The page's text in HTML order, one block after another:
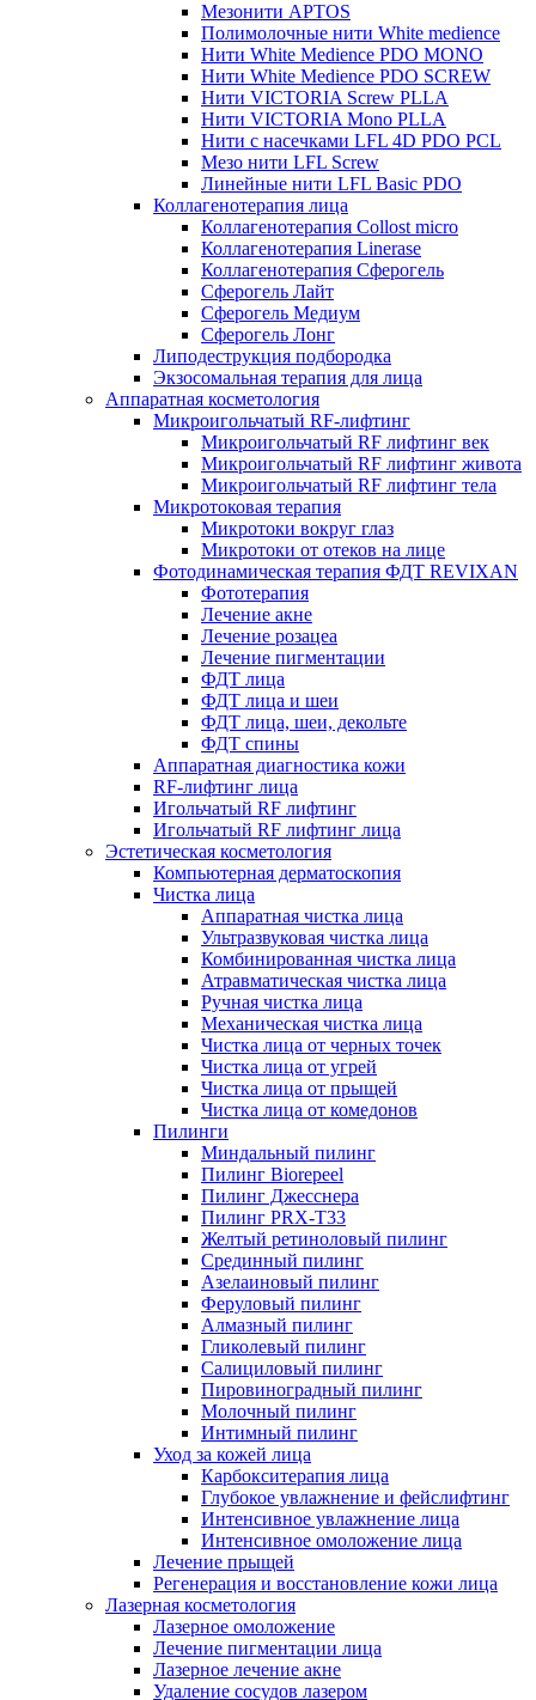
Мезонити APTOS
Полимолочные нити White medience
Нити White Medience PDO MONO
Нити White Medience PDO SCREW
Нити VICTORIA Screw PLLA
Нити VICTORIA Mono PLLA
Нити с насечками LFL 4D PDO PCL
Мезо нити LFL Screw
Линейные нити LFL Basic PDO
Коллагенотерапия лица
Коллагенотерапия Collost micro
Коллагенотерапия Linerase
Коллагенотерапия Сферогель
Сферогель Лайт
Сферогель Медиум
Сферогель Лонг
Липодеструкция подбородка
Экзосомальная терапия для лица
Аппаратная косметология
Микроигольчатый RF-лифтинг
Микроигольчатый RF лифтинг век
Микроигольчатый RF лифтинг живота
Микроигольчатый RF лифтинг тела
Микротоковая терапия
Микротоки вокруг глаз
Микротоки от отеков на лице
Фотодинамическая терапия ФДТ REVIXAN
Фототерапия
Лечение акне
Лечение розацеа
Лечение пигментации
ФДТ лица
ФДТ лица и шеи
ФДТ лица, шеи, декольте
ФДТ спины
Аппаратная диагностика кожи
RF-лифтинг лица
Игольчатый RF лифтинг
Игольчатый RF лифтинг лица
Эстетическая косметология
Компьютерная дерматоскопия
Чистка лица
Аппаратная чистка лица
Ультразвуковая чистка лица
Комбинированная чистка лица
Атравматическая чистка лица
Ручная чистка лица
Механическая чистка лица
Чистка лица от черных точек
Чистка лица от угрей
Чистка лица от прыщей
Чистка лица от комедонов
Пилинги
Миндальный пилинг
Пилинг Biorepeel
Пилинг Джесснера
Пилинг PRX-T33
Желтый ретиноловый пилинг
Срединный пилинг
Азелаиновый пилинг
Феруловый пилинг
Алмазный пилинг
Гликолевый пилинг
Салициловый пилинг
Пировиноградный пилинг
Молочный пилинг
Интимный пилинг
Уход за кожей лица
Карбокситерапия лица
Глубокое увлажнение и фейслифтинг
Интенсивное увлажнение лица
Интенсивное омоложение лица
Лечение прыщей
Регенерация и восстановление кожи лица
Лазерная косметология
Лазерное омоложение
Лечение пигментации лица
Лазерное лечение акне
Удаление сосудов лазером